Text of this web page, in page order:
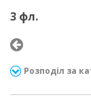
3 фл.
Розподіл за